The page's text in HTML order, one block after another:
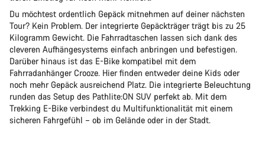
Du möchtest ordentlich Gepäck mitnehmen auf deiner nächsten
Tour? Kein Problem. Der integrierte Gepäckträger trägt bis zu 25
Kilogramm Gewicht. Die Fahrradtaschen lassen sich dank des
cleveren Aufhängesystems einfach anbringen und befestigen.
Darüber hinaus ist das E-Bike kompatibel mit dem
Fahrradanhänger Crooze. Hier finden entweder deine Kids oder
noch mehr Gepäck ausreichend Platz. Die integrierte Beleuchtung
runden das Setup des Pathlite:ON SUV perfekt ab. Mit dem
Trekking E-Bike verbindest du Multifunktionalität mit einem
sicheren Fahrgefühl – ob im Gelände oder in der Stadt.